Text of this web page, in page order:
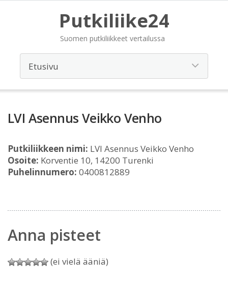
Putkiliike24
Suomen putkiliikkeet vertailussa
LVI Asennus Veikko Venho
Putkiliikkeen nimi: LVI Asennus Veikko Venho
Osoite: Korventie 10, 14200 Turenki
Puhelinnumero: 0400812889
Anna pisteet
(ei vielä ääniä)